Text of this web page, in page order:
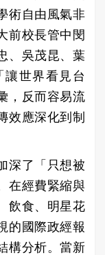
術自由風氣非
前校長管中閔
、吳茂昆、葉
世界看見台
，反而容易流
效應深化到制
深了「只想被
在經費緊縮與
飲食、明星花
的國際政經報
構分析。當新